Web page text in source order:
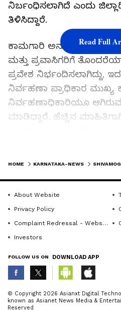
ನಿರ್ಬಂಧಿಸಲಾಗಿದೆ ಎಂದು
ತಿಳಿಸಿದ್ದಾರೆ.
ಕಾಮಗಾರಿ ಅನುಷ್ಠಾನದ
ಮತ್ತು ಪ್ರವಾಸಿಗರಿಗೆ
ಪ್ರವೇಶ ನಿರ್ಭಂದಿಸಲಾಗಿದ್ದು,
ನಿರ್ವಹಣಾ ಪ್ರಾಧಿಕಾರ ಮುಖ್ಯ
ನಿರ್ವಹಣಾಧಿಕಾರಿಯೂ ಆಗಿರುವ
ಮಾಡಿದ್ದಾರೆ. ಹೆಚ್ಚಿನ
Read Full
ABOUT THE AUTHOR
NK Nirupama ks
HOME KARNATAKA-NEWS
About Website
Privacy Policy
Complaint Redressal - Website
Investors
FOLLOW US ON DOWNLOAD APP
© Copyright 2026 Asianxt Digital
known as Asianet News Media &
Reserved